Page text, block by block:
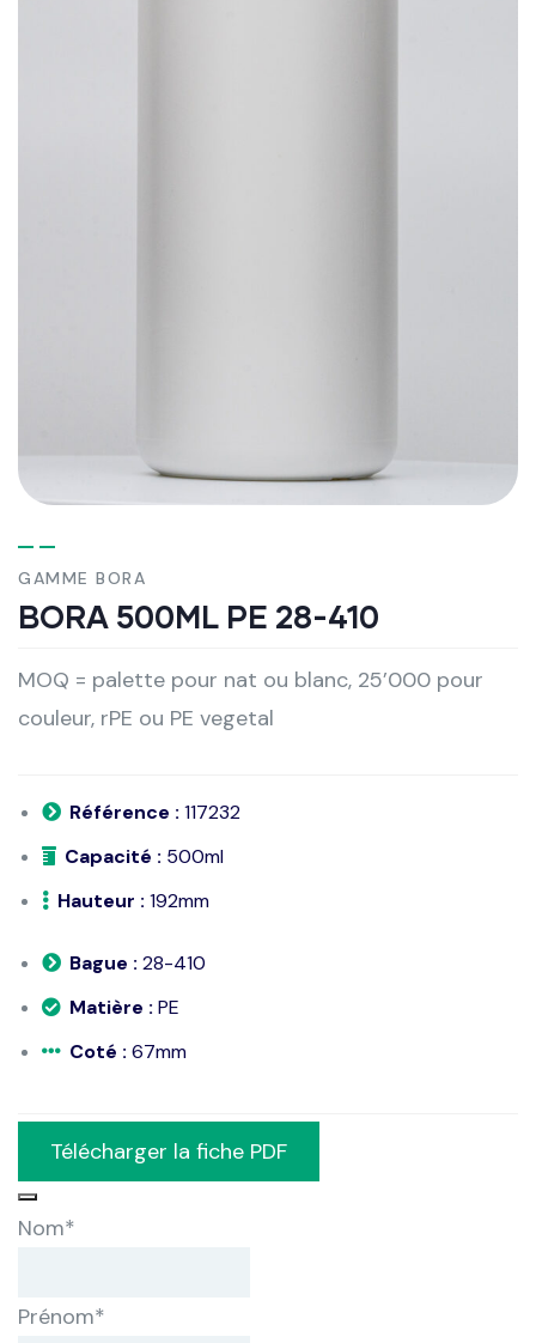
GAMME BORA
BORA 500ML PE 28-410
MOQ = palette pour nat ou blanc, 25’000 pour
couleur, rPE ou PE vegetal
Référence : 117232
Capacité : 500ml
Hauteur : 192mm
Bague : 28-410
Matière : PE
Coté : 67mm
Télécharger la fiche PDF
Nom*
Prénom*